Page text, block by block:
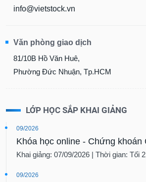
info@vietstock.vn
Văn phòng giao dịch
81/10B Hồ Văn Huê,
Phường Đức Nhuận, Tp.HCM
LỚP HỌC SẮP KHAI GIẢNG
09/2026
Khóa học online - Chứng khoán
Khai giảng: 07/09/2026 | Thời gian: Tối
09/2026